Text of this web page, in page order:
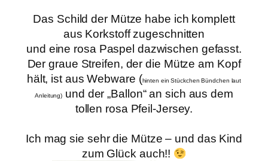
Das Schild der Mütze habe ich komplett
aus Korkstoff zugeschnitten
und eine rosa Paspel dazwischen gefasst.
Der graue Streifen, der die Mütze am Kopf
hält, ist aus Webware (hinten ein Stückchen Bündchen laut
Anleitung) und der„Ballon“ an sich aus dem
tollen rosa Pfeil-Jersey.
Ich mag sie sehr die Mütze – und das Kind
zum Glück auch!!